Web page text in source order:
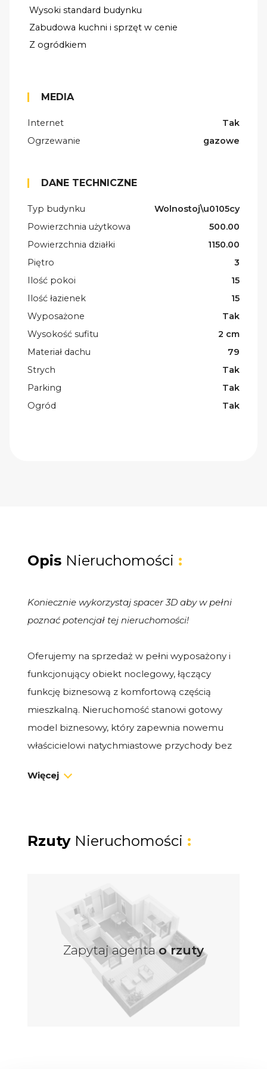
Wysoki standard budynku
Zabudowa kuchni i sprzęt w cenie
Z ogródkiem
MEDIA
Internet
Tak
Ogrzewanie
gazowe
DANE TECHNICZNE
Typ budynku
Wolnostoj\u0105cy
Powierzchnia użytkowa
500.00
Powierzchnia działki
1150.00
Piętro
3
Ilość pokoi
15
Ilość łazienek
15
Wyposażone
Tak
Wysokość sufitu
2 cm
Materiał dachu
79
Strych
Tak
Parking
Tak
Ogród
Tak
Opis Nieruchomości :
Koniecznie wykorzystaj spacer 3D aby w pełni
poznać potencjał tej nieruchomości!
Oferujemy na sprzedaż w pełni wyposażony i
funkcjonujący obiekt noclegowy, łączący
funkcję biznesową z komfortową częścią
mieszkalną. Nieruchomość stanowi gotowy
model biznesowy, który zapewnia nowemu
właścicielowi natychmiastowe przychody bez
Możliwość przekazania nazwy i dostępu do
Część biznesowa
pokoi 2 i 3 osobowych z prywatnymi
łazienkami. Do dyspozycji gości pozostaje
jadalnia, wyposażona kuchnia oraz lobby, co
pozwala na prowadzenie hostelu lub
pensjonatu o wysokim standardzie. W cenie
ujęte jest pełne wyposażenie pokoi
Więcej
Rzuty Nieruchomości :
Zapytaj agentao rzuty